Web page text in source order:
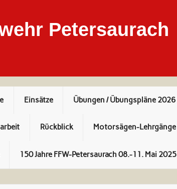
Petersaurach
Einsätze Übungen / Übungspläne 2026
Rückblick Motorsägen-Lehrgänge
150 Jahre FFW-Petersaurach 08.-11. Mai 2025